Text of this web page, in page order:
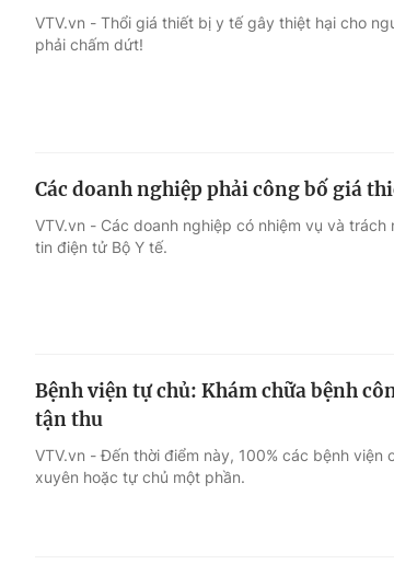
VTV.vn - Thổi giá thiết bị y tế gây thiệt hại cho
phải chấm dứt!
Các doanh nghiệp phải công bố giá
VTV.vn - Các doanh nghiệp có nhiệm vụ và
tin điện tử Bộ Y tế.
Bệnh viện tự chủ: Khám chữa bệnh
tận thu
VTV.vn - Đến thời điểm này, 100% các bệnh
xuyên hoặc tự chủ một phần.